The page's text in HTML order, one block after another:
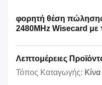
φορητή θέση πώλησης
2480MHz Wisecard με
Λεπτομέρειες
Τόπος Καταγωγής: Κίνα